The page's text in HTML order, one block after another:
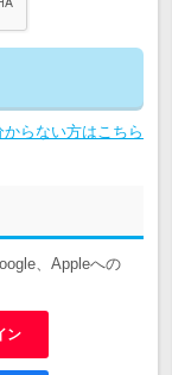
らない方はこちら
、Appleへの
ン